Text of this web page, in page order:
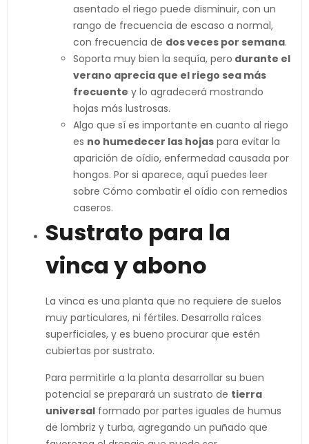
asentado el riego puede disminuir, con un
rango de frecuencia de escaso a normal,
con frecuencia de dos veces por semana.
Soporta muy bien la sequía, pero durante el
verano aprecia que el riego sea más
frecuente y lo agradecerá mostrando
hojas más lustrosas.
Algo que sí es importante en cuanto al riego
es no humedecer las hojas para evitar la
aparición de oídio, enfermedad causada por
hongos. Por si aparece, aquí puedes leer
sobre Cómo combatir el oídio con remedios
caseros.
Sustrato para la
vinca y abono
La vinca es una planta que no requiere de suelos
muy particulares, ni fértiles. Desarrolla raíces
superficiales, y es bueno procurar que estén
cubiertas por sustrato.
Para permitirle a la planta desarrollar su buen
potencial se preparará un sustrato de tierra
universal formado por partes iguales de humus
de lombriz y turba, agregando un puñado que